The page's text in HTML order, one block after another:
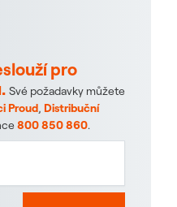
pro
Své požadavky můžete
Proud, Distribuční
800 850 860.